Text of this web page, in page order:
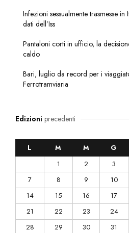
Infezioni sessualmente trasmesse
dati dell’Iss
Pantaloni corti in ufficio, la
caldo
Bari, luglio da record per i
Ferrotramviaria
Edizioni precedenti
L M M G
1
2 3
7
8 9 10
14
15 16 17
21
22 23 24
28
29 30 31